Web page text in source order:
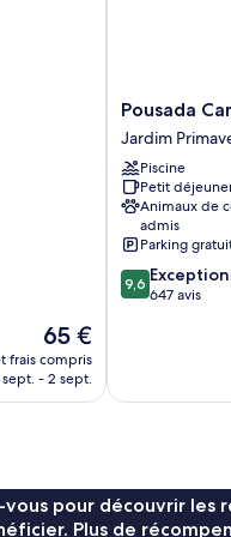
Le
nouveau
prix
65 €
frais compris
sept. - 2 sept.
Pousada
Campos
dos
Holandeses
Jardim
Primavera
Pousada
Jardim
Piscine
Petit
Animaux de
admis
Parking
9.6
sur
9,6
647 avis
pour découvrir les
Plus de